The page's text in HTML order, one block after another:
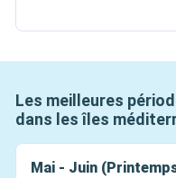
Les meilleures
dans les îles
Mai - Juin